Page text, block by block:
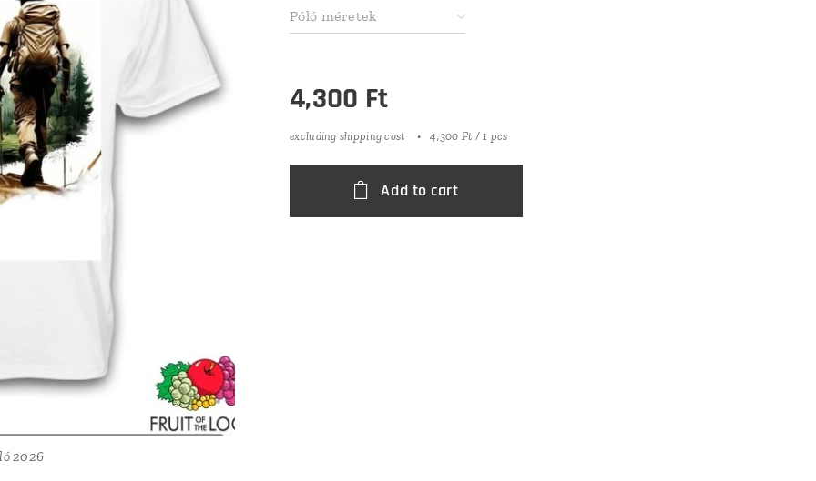
2026
Póló méretek
4,300 Ft
excluding shipping cost 4,300 Ft / 1 pcs
Add to cart